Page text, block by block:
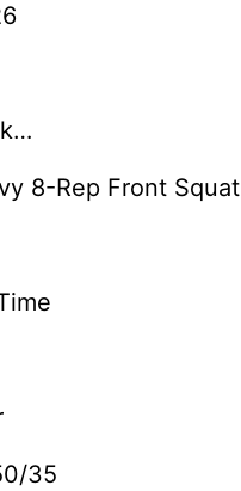
8-Rep Front Squat
35